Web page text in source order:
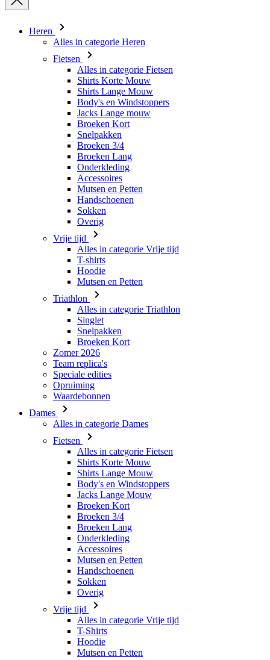
Shirts Lange Mouw
Body's en Windstoppers
Jacks Lange mouw
Broeken Kort
Snelpakken
Broeken 3/4
Broeken Lang
Onderkleding
Accessoires
Mutsen en Petten
Handschoenen
Sokken
Overig
Vrije tijd
Alles in categorie Vrije tijd
T-shirts
Hoodie
Mutsen en Petten
Triathlon
Alles in categorie Triathlon
Singlet
Snelpakken
Broeken Kort
Zomer 2026
Team replica's
Speciale edities
Opruiming
Waardebonnen
Dames
Alles in categorie Dames
Fietsen
Alles in categorie Fietsen
Shirts Lange Mouw
Body's en Windstoppers
Jacks Lange Mouw
Broeken Kort
Broeken 3/4
Broeken Lang
Onderkleding
Accessoires
Mutsen en Petten
Handschoenen
Sokken
Overig
Vrije tijd
Alles in categorie Vrije tijd
T-Shirts
Hoodie
Mutsen en Petten
Triathlon
Alles in categorie Triathlon
Singlet
Snelpakken